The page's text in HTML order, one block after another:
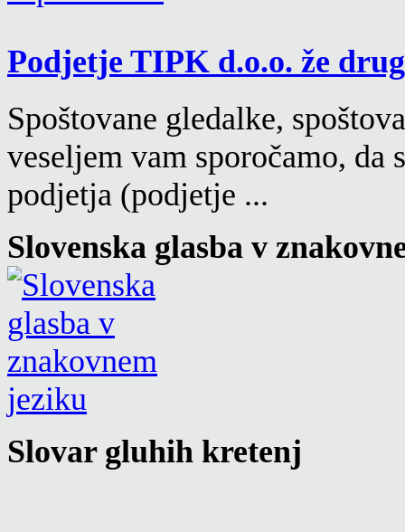
Podjetje TIPK d.o.o. že
Spoštovane gledalke,
veseljem vam sporočamo, da
podjetja (podjetje ...
Slovenska glasba v
Slovar gluhih kretenj